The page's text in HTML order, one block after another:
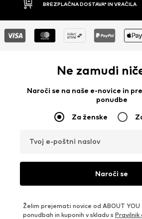
IN VRAČILA 30 DNI ZA
Ne zamudi
Naroči se na naše e-novice in
ponudbe
Za ženske
Tvoj e-poštni naslov
Naroči se
Želim prejemati novice od ABOUT
ponudbah in kuponih v skladu s